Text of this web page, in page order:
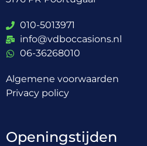
010-5013971
info@vdboccasions.nl
06-36268010
Algemene voorwaarden
Privacy policy
Openingstijden